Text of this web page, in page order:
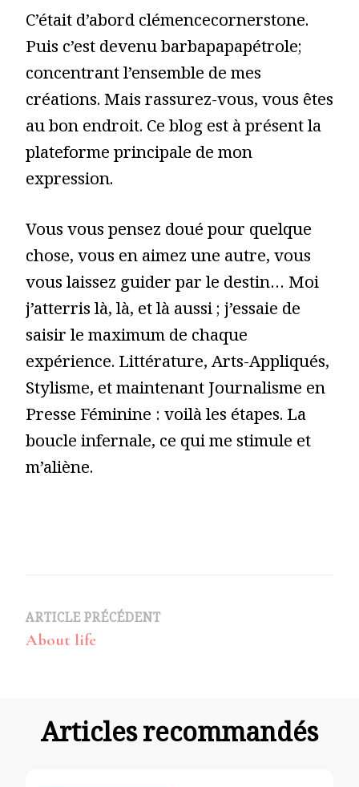
C’était d’abord clémencecornerstone.
Puis c’est devenu barbapapapétrole;
concentrant l’ensemble de mes
créations. Mais rassurez-vous, vous êtes
au bon endroit. Ce blog est à présent la
plateforme principale de mon
expression.
Vous vous pensez doué pour quelque
chose, vous en aimez une autre, vous
vous laissez guider par le destin… Moi
j’atterris là, là, et là aussi ; j’essaie de
saisir le maximum de chaque
expérience. Littérature, Arts-Appliqués,
Stylisme, et maintenant Journalisme en
Presse Féminine : voilà les étapes. La
boucle infernale, ce qui me stimule et
m’aliène.
Navigation
d’article
ARTICLE PRÉCÉDENT
About life
Articles recommandés